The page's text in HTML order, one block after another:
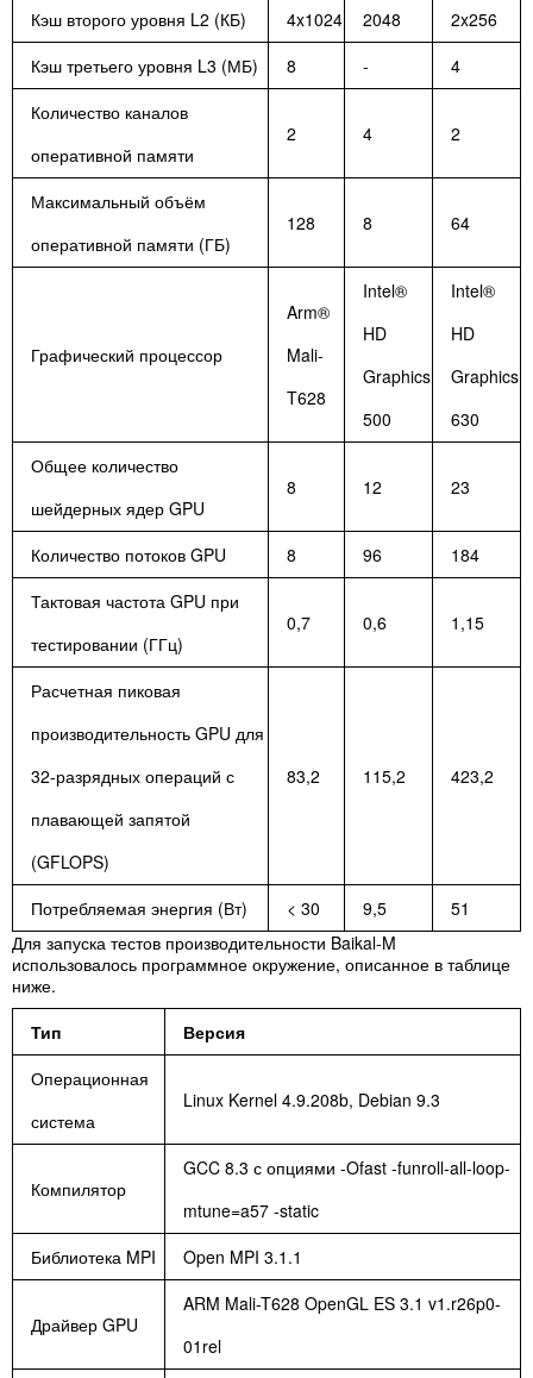
Кэш второго уровня L2 (КБ) 4x1024 2048
2x256
Кэш третьего уровня L3 (МБ)
8 -
4
Количество каналов
оперативной памяти
2 4 2
Максимальный объём
оперативной памяти (ГБ)
128 8 64
Графический процессор
Arm®
Mali-
T628
Intel®
HD
Graphics
500
Intel®
HD
Graphics
630
Общее количество
шейдерных ядер GPU
8 12 23
Количество потоков GPU 8 96
184
Тактовая частота GPU при
тестировании (ГГц)
0,7 0,6 1,15
Расчетная пиковая
производительность GPU для
32-разрядных операций с
плавающей запятой
(GFLOPS)
83,2 115,2 423,2
Потребляемая энергия (Вт) < 30 9,5
51
Для запуска тестов производительности Baikal-M
использовалось программное окружение, описанное в таблице
ниже.
Тип
Версия
Операционная
система
Linux Kernel 4.9.208b, Debian 9.3
Компилятор
GCC 8.3 с опциями -Ofast -funroll-all-loop-
mtune=a57 -static
Библиотека MPI
Open MPI 3.1.1
Драйвер GPU
ARM Mali-T628 OpenGL ES 3.1 v1.r26p0-
01rel